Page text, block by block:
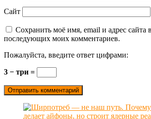
Сайт
Сохранить моё имя, email и адрес сайта
последующих моих комментариев.
Пожалуйста, введите ответ цифрами:
3 − три =